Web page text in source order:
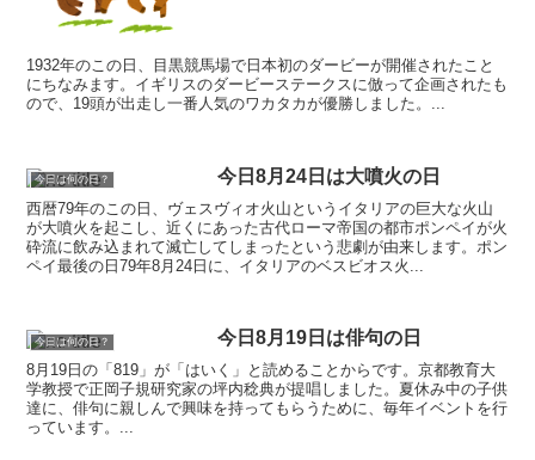
1932年のこの日、目黒競馬場で日本初のダービーが開催されたこと
にちなみます。イギリスのダービーステークスに倣って企画されたも
ので、19頭が出走し一番人気のワカタカが優勝しました。...
今日は何の日？ 今日8月24日は大噴火の日
西暦79年のこの日、ヴェスヴィオ火山というイタリアの巨大な火山
が大噴火を起こし、近くにあった古代ローマ帝国の都市ポンペイが火
砕流に飲み込まれて滅亡してしまったという悲劇が由来します。ポン
ペイ最後の日79年8月24日に、イタリアのベスビオス火...
今日は何の日？ 今日8月19日は俳句の日
8月19日の「819」が「はいく」と読めることからです。京都教育大
学教授で正岡子規研究家の坪内稔典が提唱しました。夏休み中の子供
達に、俳句に親しんで興味を持ってもらうために、毎年イベントを行
っています。...